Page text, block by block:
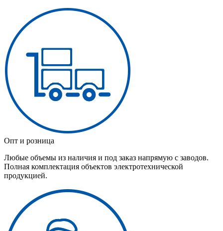
Опт и розница
Любые объемы из наличия и под заказ напрямую с заводов.
Полная комплектация объектов электротехнической
продукцией.